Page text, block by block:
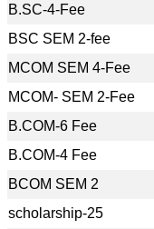
B.SC-4-Fee
BSC SEM 2-fee
MCOM SEM 4-Fee
MCOM- SEM 2-Fee
B.COM-6 Fee
B.COM-4 Fee
BCOM SEM 2
scholarship-25